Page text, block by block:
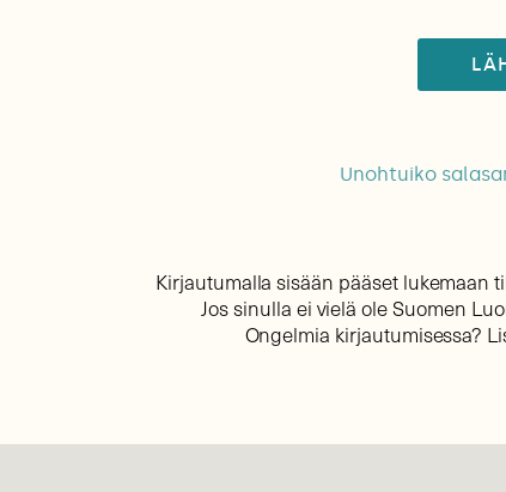
Unohtuiko
Kirjautumalla sisään pääset lukemaan
Jos sinulla ei vielä ole Suomen
Ongelmia kirjautumisessa?